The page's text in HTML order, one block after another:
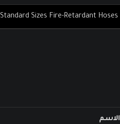
Standard Sizes Fire-Retardant Hoses
الاسم